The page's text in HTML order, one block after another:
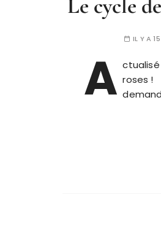
Le cycle
IL Y A
A ctualisé
roses !